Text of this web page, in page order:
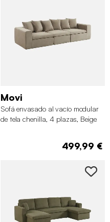
Movi
Sofá envasado al vacío modular
de tela chenilla, 4 plazas, Beige
499,99 €